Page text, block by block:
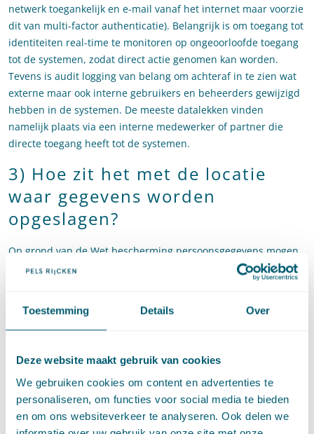
Toestemming Details Over
Deze website maakt gebruik van cookies
We gebruiken cookies om content en advertenties te
personaliseren, om functies voor social media te bieden
en om ons websiteverkeer te analyseren. Ook delen we
netwerk toegankelijk en e-mail vanaf het internet maar voorzie
dit van multi-factor authenticatie). Belangrijk is om toegang tot
identiteiten real-time te monitoren op ongeoorloofde toegang
tot de systemen, zodat direct actie genomen kan worden.
Tevens is audit logging van belang om achteraf in te zien wat
externe maar ook interne gebruikers en beheerders gewijzigd
hebben in de systemen. De meeste datalekken vinden
namelijk plaats via een interne medewerker of partner die
directe toegang heeft tot de systemen.
3) Hoe zit het met de locatie
waar gegevens worden
opgeslagen?
Op grond van de Wet bescherming persoonsgegevens mogen
persoonsgegevens in beginsel alleen worden opgeslagen
buiten de Europese Unie indien het land buiten de Europese
land dit waarborgt hoef je als gemeente niet zelf te bepalen.
De Europese Commissie heeft een lijst met landen
De Verenigde Staten staan niet op deze lijst. Met de Verenigde
Staten is echter de afspraak gemaakt dat als een Amerikaans
bedrijf zich committeert aan het EU/VS Privacy Shield, het
opslaan van persoonsgegevens in de Verenigde Staten alsnog